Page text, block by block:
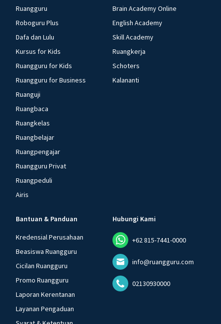
Ruangguru
Roboguru Plus
Dafa dan Lulu
Kursus for Kids
Ruangguru for Kids
Ruangguru for Business
Ruanguji
Ruangbaca
Ruangkelas
Ruangbelajar
Ruangpengajar
Ruangguru Privat
Ruangpeduli
Airis
Brain Academy Online
English Academy
Skill Academy
Ruangkerja
Schoters
Kalananti
Bantuan & Panduan
Kredensial Perusahaan
Beasiswa Ruangguru
Cicilan Ruangguru
Promo Ruangguru
Laporan Kerentanan
Layanan Pengaduan
Hubungi Kami
+62 815-7441-0000
info@ruangguru.com
02130930000